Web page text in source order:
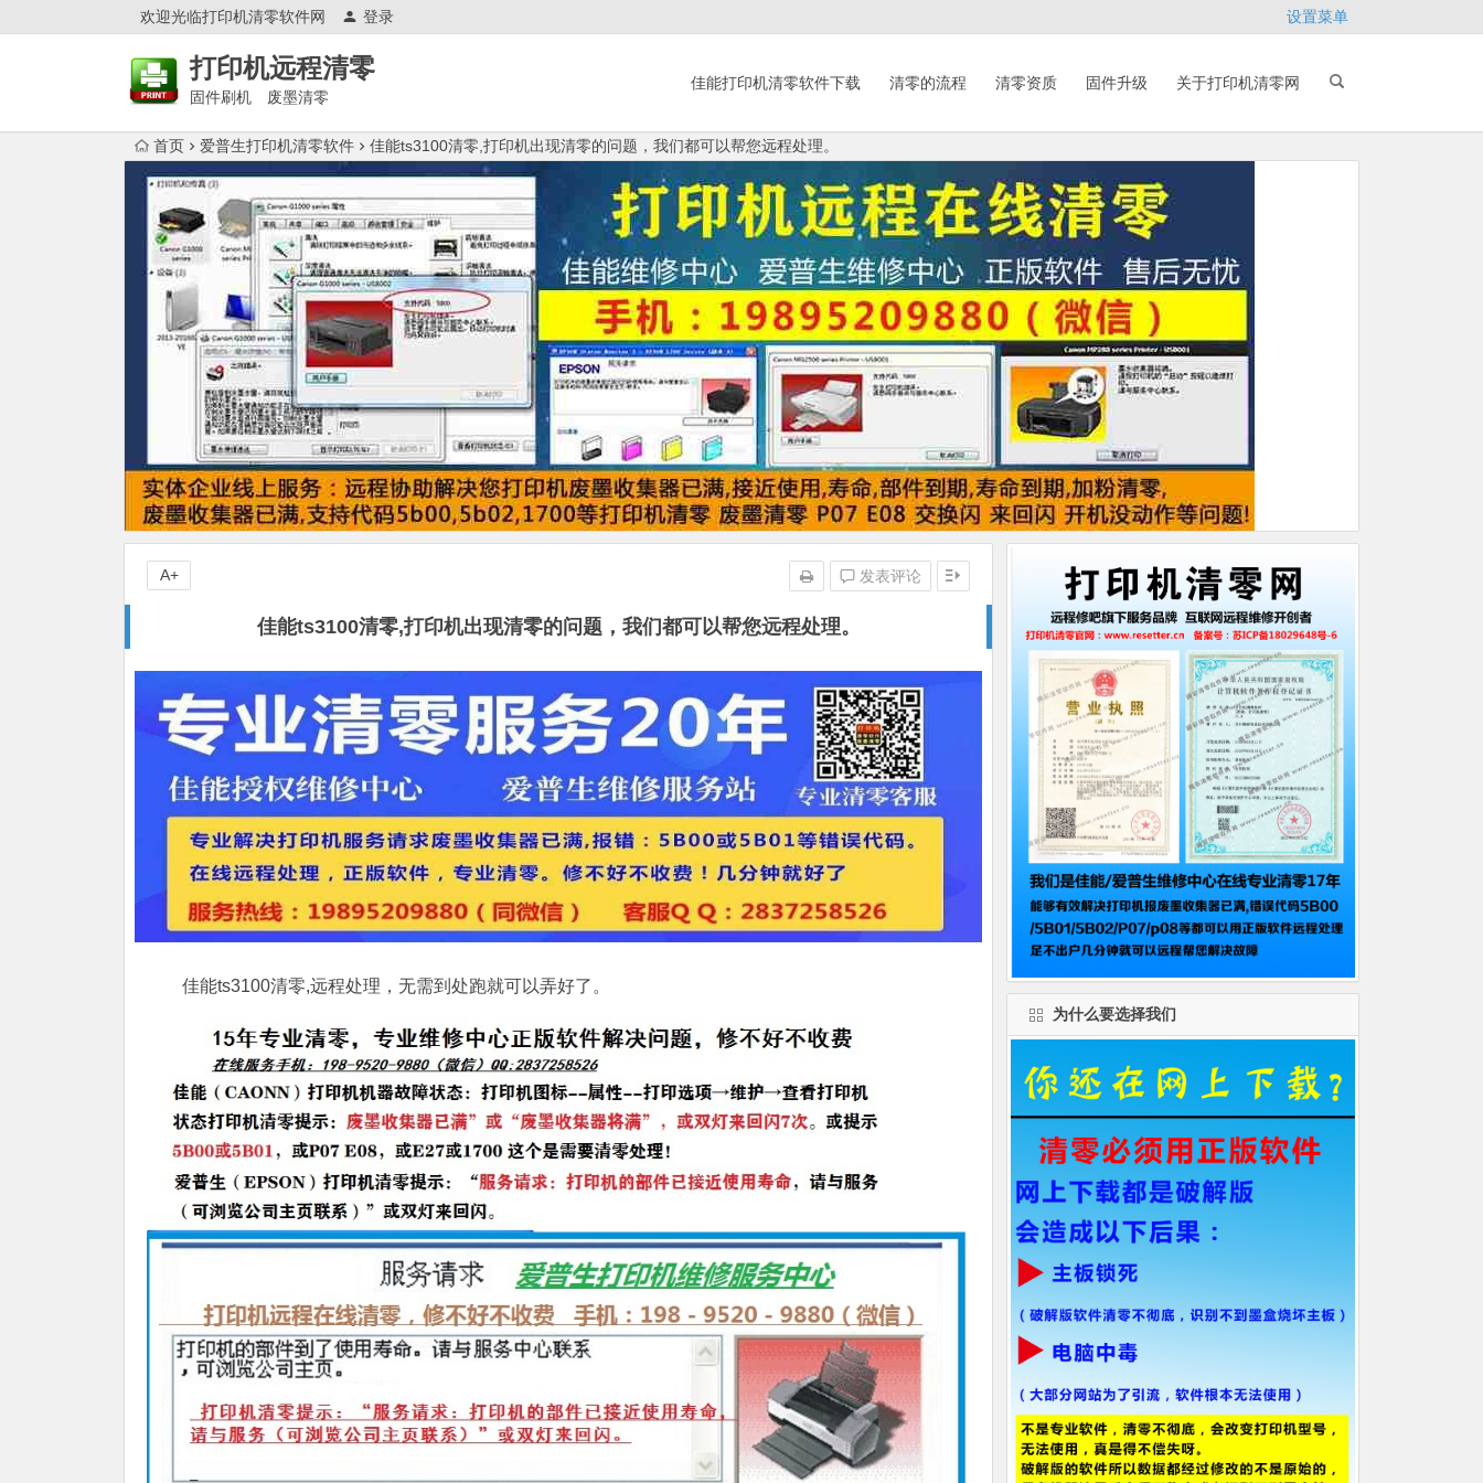
欢迎光临打印机清零软件网 登录 设置菜单
打印机远程清零
固件刷机 废墨清零
佳能打印机清零软件下载 清零的流程 清零资质 固件升级 关于打印机清零网
首页 爱普生打印机清零软件 佳能ts3100清零,打印机出现清零的问题，我们都可以帮您远程处理。
佳能ts3100清零,打印机出现清零的问题，我们都可以帮您远程处理。
发表评论
A+
佳能ts3100清零,远程处理，无需到处跑就可以弄好了。
为什么要选择我们